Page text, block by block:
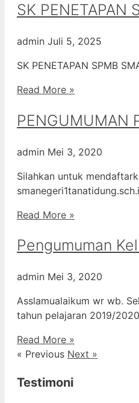
SK PENETAPAN
admin Juli 5, 2025
SK PENETAPAN SPMB
Read More »
PENGUMUMAN
admin Mei 3, 2020
Silahkan untuk
Read More »
Pengumuman
admin Mei 3, 2020
Asslamualaikum wr wb.
tahun pelajaran 2019/
Read More »
« Previous Next »
Testimoni